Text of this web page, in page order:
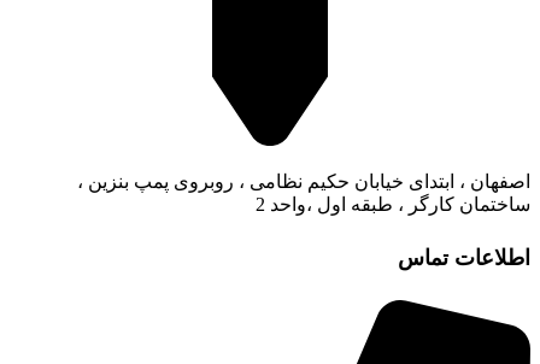
اصفهان ، ابتدای خیابان حکیم نظامی ، روبروی پمپ بنزین ،
ساختمان کارگر ، طبقه اول ،واحد 2
اطلاعات تماس